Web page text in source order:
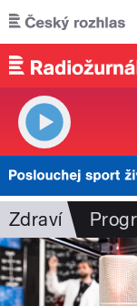
Přejít k hlavnímu
Zdraví